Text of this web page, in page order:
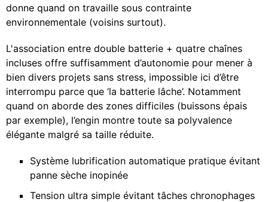
donne quand on travaille sous contrainte
environnementale (voisins surtout).
L'association entre double batterie + quatre chaînes
incluses offre suffisamment d’autonomie pour mener à
bien divers projets sans stress, impossible ici d’être
interrompu parce que ‘la batterie lâche’. Notamment
quand on aborde des zones difficiles (buissons épais
par exemple), l’engin montre toute sa polyvalence
élégante malgré sa taille réduite.
Système lubrification automatique pratique évitant
panne sèche inopinée
Tension ultra simple évitant tâches chronophages